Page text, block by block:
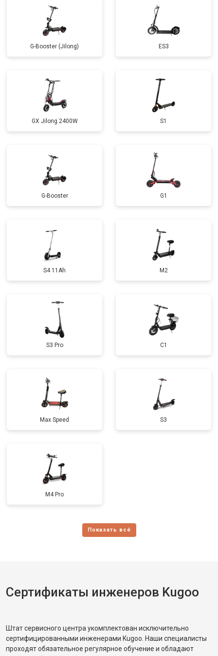
G-Booster (Jilong) ES3
GX Jilong 2400W S1
G-Booster G1
S4 11Ah M2
S3 Pro C1
Max Speed S3
M4 Pro
Сертификаты инженеров Kugoo
Штат сервисного центра укомплектован исключительно
сертифицированными инженерами Kugoo. Наши специалисты
проходят обязательное регулярное обучение и обладают